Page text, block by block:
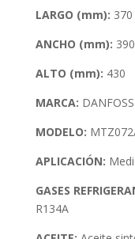
LARGO (mm): 370
ANCHO (mm): 390
ALTO (mm): 430
MARCA: DANFOSS
MODELO:
APLICACIÓN:
GASES
R134A